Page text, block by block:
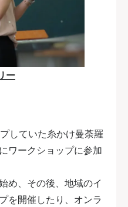
ー
していた糸かけ曼荼羅
ワークショップに参加
め、その後、地域のイ
を開催したり、オンラ